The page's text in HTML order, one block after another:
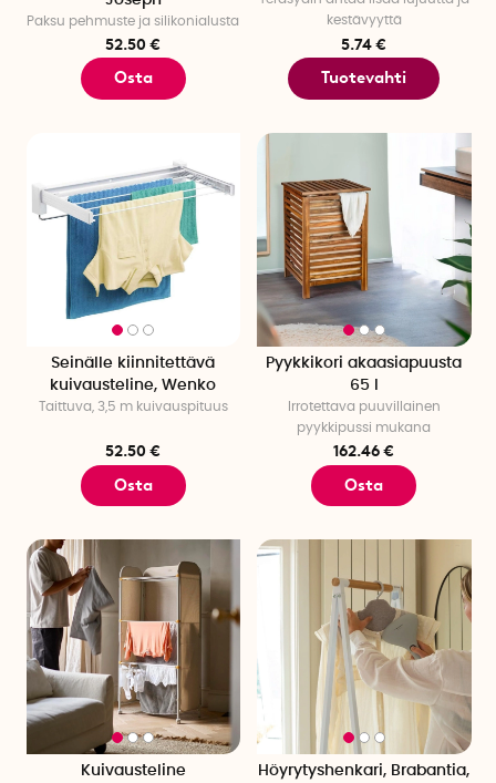
Paksu pehmuste ja silikonialusta
52.50 €
Osta
kestävyyttä
5.74 €
Tuotevahti
Seinälle kiinnitettävä
kuivausteline, Wenko
Taittuva, 3,5 m kuivauspituus
52.50 €
Osta
Pyykkikori akaasiapuusta
65 l
Irrotettava puuvillainen
pyykkipussi mukana
162.46 €
Osta
Kuivausteline
Höyrytyshenkari, Brabantia,